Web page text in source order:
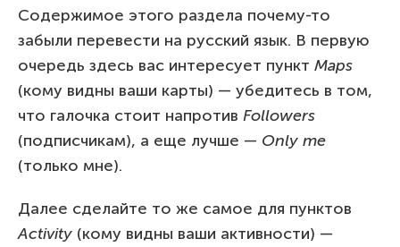
Содержимое этого раздела почему-то
забыли перевести на русский язык. В первую
очередь здесь вас интересует пункт Maps
(кому видны ваши карты) — убедитесь в том,
что галочка стоит напротив Followers
(подписчикам), а еще лучше — Only me
(только мне).
Далее сделайте то же самое для пунктов
Activity (кому видны ваши активности) —